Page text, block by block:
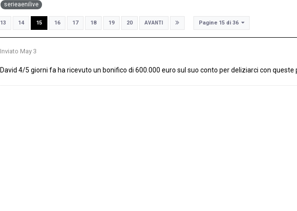
serieaenilive
13 14 15 16 17 18 19 20 AVANTI Pagine 15 di 36
Inviato May 3
David 4/5 giorni fa ha ricevuto un bonifico di 600.000 euro sul suo conto per deliziarci con queste